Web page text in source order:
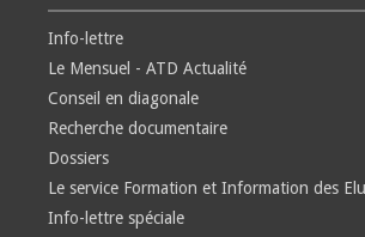
Info-lettre
Le Mensuel - ATD Actualité
Conseil en diagonale
Recherche documentaire
Dossiers
Le service Formation et Information des
Info-lettre spéciale